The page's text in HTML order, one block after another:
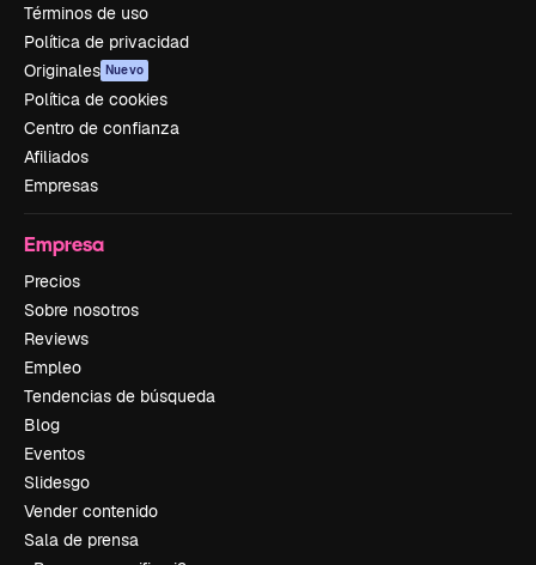
Términos de uso
Política de privacidad
Originales Nuevo
Política de cookies
Centro de confianza
Afiliados
Empresas
Empresa
Precios
Sobre nosotros
Reviews
Empleo
Tendencias de búsqueda
Blog
Eventos
Slidesgo
Vender contenido
Sala de prensa